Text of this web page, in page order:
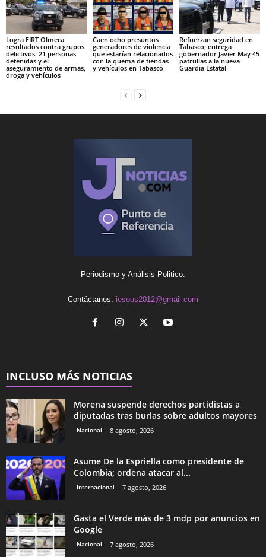
Logra FIRT Olmeca
resultados contra grupos
delictivos: 21 personas
detenidas y el
aseguramiento de armas,
droga y vehículos
Caen ocho presuntos
generadores de violencia
que estarían relacionados
con la quema de tiendas
y vehículos en Tabasco
Refuerzan seguridad en
Tabasco; entrega
gobernador Javier May 45
patrullas a la nueva
Guardia Estatal
Periodismo y Análisis Politico.
Contáctanos: iesous2012@gmail.com
INCLUSO MÁS NOTICIAS
Morena suspende derechos partidistas a
diputadas tras burlas sobre adultos mayores
Nacional 8 agosto, 2026
Asume De la Espriella como presidente de
Colombia; ordena atacar al...
Internacional 7 agosto, 2026
Gasta el Verde más de 3 mdp por anuncios en
Google
Nacional 7 agosto, 2026